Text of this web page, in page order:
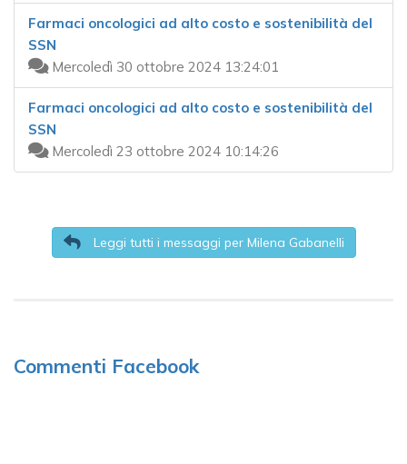
Farmaci oncologici ad alto costo e sostenibilità del
SSN
Mercoledì 30 ottobre 2024 13:24:01
Farmaci oncologici ad alto costo e sostenibilità del
SSN
Mercoledì 23 ottobre 2024 10:14:26
Leggi tutti i messaggi per Milena Gabanelli
Commenti Facebook